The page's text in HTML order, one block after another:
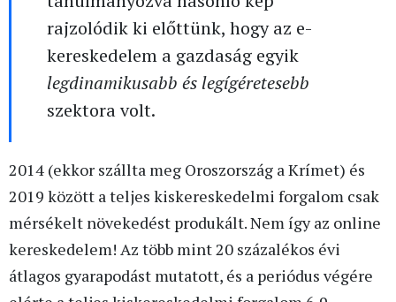
rajzolódik ki előttünk, hogy az e-
kereskedelem a gazdaság egyik
legdinamikusabb és legígéretesebb
szektora volt.
2014 (ekkor szállta meg Oroszország a Krímet) és
2019 között a teljes kiskereskedelmi forgalom csak
mérsékelt növekedést produkált. Nem így az online
kereskedelem! Az több mint 20 százalékos évi
átlagos gyarapodást mutatott, és a periódus végére